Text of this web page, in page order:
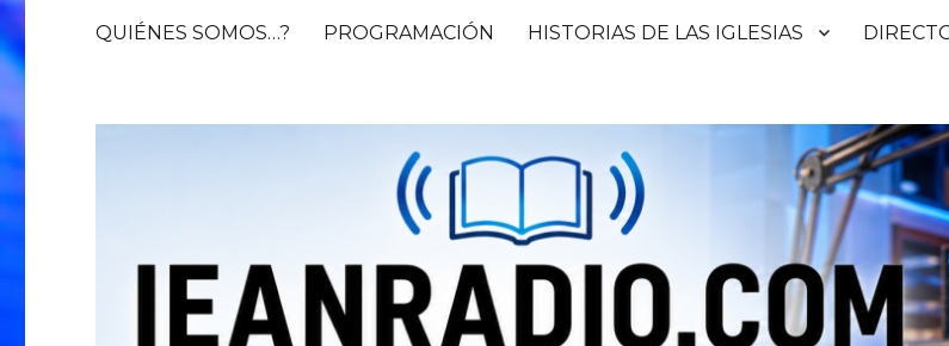
QUIÉNES SOMOS…? PROGRAMACIÓN HISTORIAS DE LAS IGLESIAS